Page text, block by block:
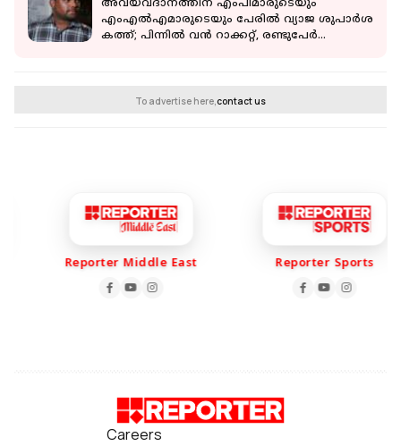
അവയവദാനത്തിന് എംപിമാരുടെയും
എംഎൽഎമാരുടെയും പേരിൽ വ്യാജ ശുപാർശ
കത്ത്; പിന്നിൽ വൻ റാക്കറ്റ്, രണ്ടുപേ‍‍ർ
To advertise here,contact us
Reporter Middle East Reporter Sports
Careers